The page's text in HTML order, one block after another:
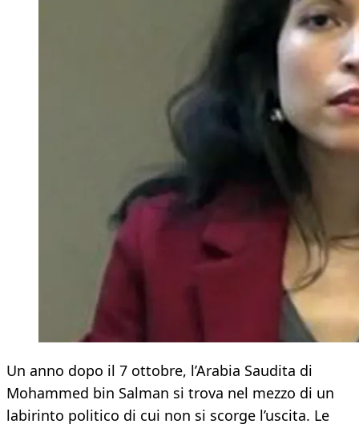
Un anno dopo il 7 ottobre, l’Arabia Saudita di
Mohammed bin Salman si trova nel mezzo di un
labirinto politico di cui non si scorge l’uscita. Le